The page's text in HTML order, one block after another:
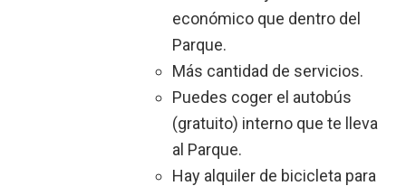
económico que dentro del
Parque.
Más cantidad de servicios.
Puedes coger el autobús
(gratuito) interno que te lleva
al Parque.
Hay alquiler de bicicleta para